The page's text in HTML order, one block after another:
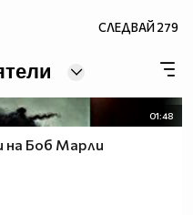
СЛЕДВАЙ279
01:48
Боб Марли